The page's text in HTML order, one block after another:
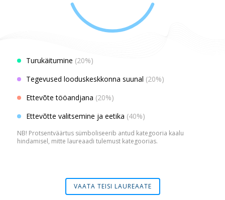
Turukäitumine (20%)
Tegevused looduskeskkonna suunal (20%)
Ettevõte tööandjana (20%)
Ettevõtte valitsemine ja eetika (40%)
NB! Protsentväärtus sümboliseerib antud kategooria kaalu
hindamisel, mitte laureaadi tulemust kategoorias.
VAATA TEISI LAUREAATE